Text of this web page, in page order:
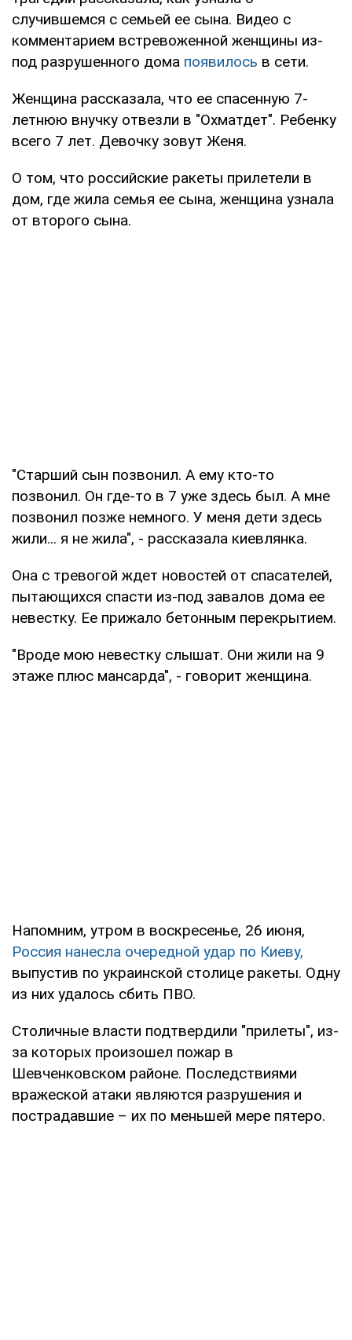
случившемся с семьей ее сына. Видео с
комментарием встревоженной женщины из-
под разрушенного дома появилось в сети.
Женщина рассказала, что ее спасенную 7-
летнюю внучку отвезли в "Охматдет". Ребенку
всего 7 лет. Девочку зовут Женя.
О том, что российские ракеты прилетели в
дом, где жила семья ее сына, женщина узнала
от второго сына.
"Старший сын позвонил. А ему кто-то
позвонил. Он где-то в 7 уже здесь был. А мне
позвонил позже немного. У меня дети здесь
жили... я не жила", - рассказала киевлянка.
Она с тревогой ждет новостей от спасателей,
пытающихся спасти из-под завалов дома ее
невестку. Ее прижало бетонным перекрытием.
"Вроде мою невестку слышат. Они жили на 9
этаже плюс мансарда", - говорит женщина.
Напомним, утром в воскресенье, 26 июня,
Россия нанесла очередной удар по Киеву,
выпустив по украинской столице ракеты. Одну
из них удалось сбить ПВО.
Столичные власти подтвердили "прилеты", из-
за которых произошел пожар в
Шевченковском районе. Последствиями
вражеской атаки являются разрушения и
пострадавшие – их по меньшей мере пятеро.